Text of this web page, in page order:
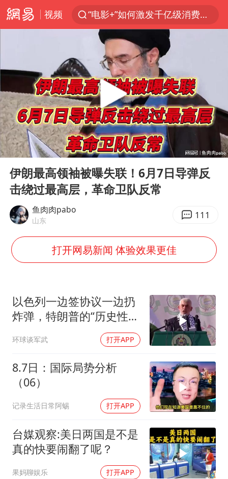
视频
“电影+”如何激发千亿级消费新活力？
泉州市委书记张毅恭被查
老中医：立秋后养心是关键
中医教你一招提升气血
U17国足三连胜晋级明日之星半决赛
四川宜宾市高县4.9级地震致1人死亡
全球首个长时储能一体化产业园量产
日本试射“战斧”导弹，国防部回应
胡彦斌韩磊 谁帮谁
夯实基础开新局
Play
00:00
伊朗最高领袖被曝失联！6月7日导弹反
击绕过最高层，革命卫队反常
鱼肉肉pabo
山东 111
打开网易新闻 体验效果更佳
以色列一边签协议一边扔
炸弹，特朗普的“历史性协
环球谈军武 打开APP
8.7日：国际局势分析
（06）
记录生活日常阿蜴 打开APP
台媒观察:美日两国是不是
真的快要闹翻了呢？
果妈聊娱乐 打开APP